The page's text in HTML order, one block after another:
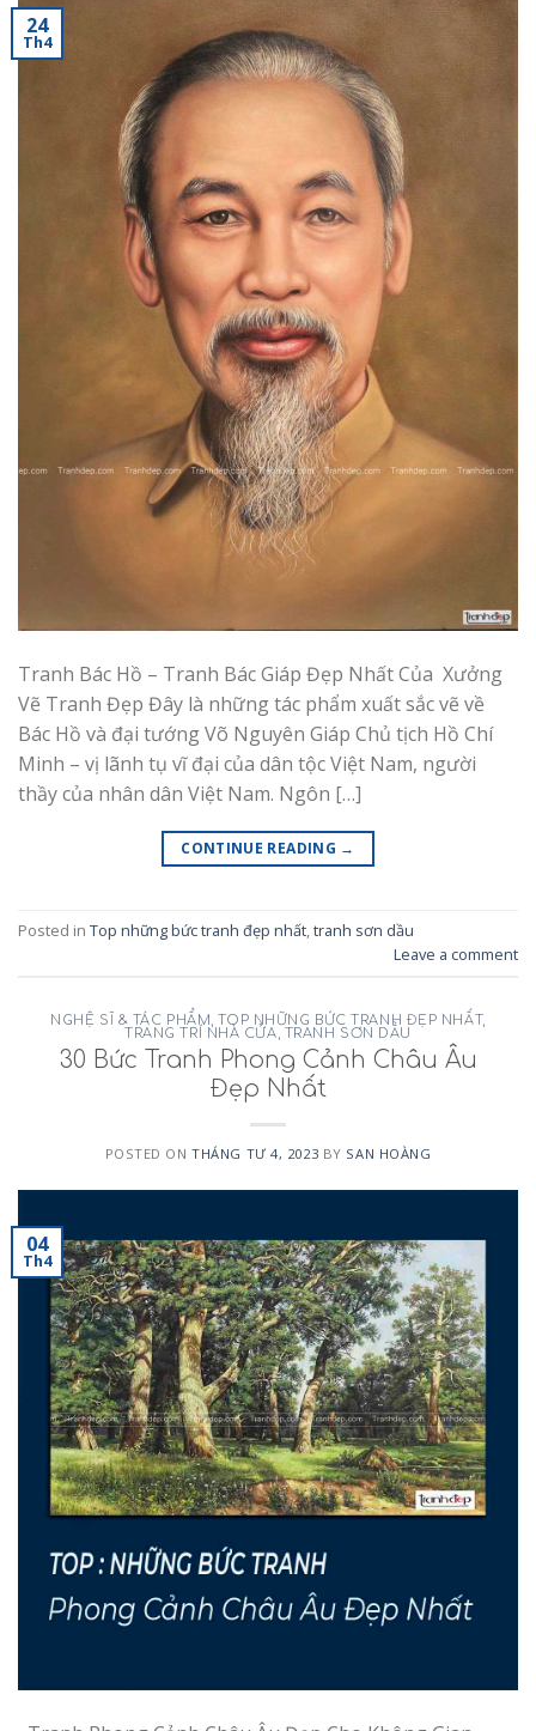
24
Th4
Tranh Bác Hồ – Tranh Bác Giáp Đẹp Nhất Của Xưởng
Vẽ Tranh Đẹp Đây là những tác phẩm xuất sắc vẽ về
Bác Hồ và đại tướng Võ Nguyên Giáp Chủ tịch Hồ Chí
Minh – vị lãnh tụ vĩ đại của dân tộc Việt Nam, người
thầy của nhân dân Việt Nam. Ngôn […]
CONTINUE READING →
Posted in Top những bức tranh đẹp nhất,tranh sơn dầu
Leave a comment
NGHỆ SĨ & TÁC PHẨM,TOP NHỮNG BỨC TRANH ĐẸP NHẤT,
TRANG TRÍ NHÀ CỬA, TRANH SƠN DẦU
30 Bức Tranh Phong Cảnh Châu Âu
Đẹp Nhất
POSTED ONTHÁNG TƯ 4, 2023 BY SAN HOÀNG
04
Th4